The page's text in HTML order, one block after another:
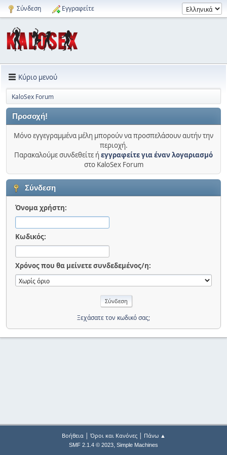
Σύνδεση Εγγραφείτε
Κύριο μενού
KaloSex Forum
Προσοχή!
Μόνο εγγεγραμμένα μέλη μπορούν να προσπελάσουν αυτήν την
περιοχή.
Παρακαλούμε συνδεθείτε ήεγγραφείτε για έναν λογαριασμό
στο KaloSex Forum
Σύνδεση
Όνομα χρήστη:
Κωδικός:
Χρόνος που θα μείνετε συνδεδεμένος/η:
Ξεχάσατε τον κωδικό σας;
Βοήθεια| Όροι και Κανόνες| Πάνω ▲
SMF 2.1.4 © 2023, Simple Machines